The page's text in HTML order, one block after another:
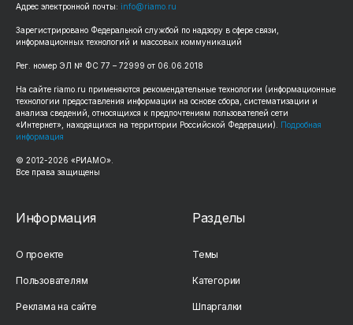
Адрес электронной почты: info@riamo.ru
Зарегистрировано Федеральной службой по надзору в сфере связи,
информационных технологий и массовых коммуникаций
Рег. номер ЭЛ № ФС 77 – 72999 от 06.06.2018
На сайте riamo.ru применяются рекомендательные технологии (информационные
технологии предоставления информации на основе сбора, систематизации и
анализа сведений, относящихся к предпочтениям пользователей сети
«Интернет», находящихся на территории Российской Федерации). Подробная
информация
© 2012-2026 «РИАМО».
Все права защищены
Информация
О проекте
Пользователям
Реклама на сайте
Разделы
Темы
Категории
Шпаргалки